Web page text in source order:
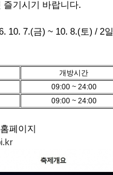
즐기시기 바랍니다.
10. 7.(금) ~ 10. 8.(토) / 2일
개방시간
09:00 ~ 24:00
09:00 ~ 24:00
페이지